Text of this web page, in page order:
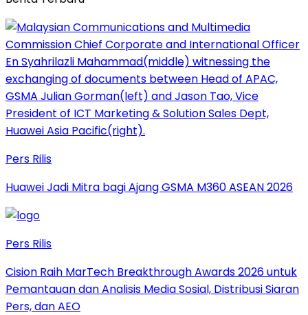
Pers Rilis
Huawei Jadi Mitra bagi Ajang GSMA M360 ASEAN 2026
Pers Rilis
Cision Raih MarTech Breakthrough Awards 2026 untuk
Pemantauan dan Analisis Media Sosial, Distribusi Siaran
Pers, dan AEO